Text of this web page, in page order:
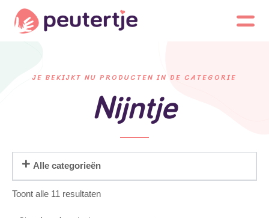
JE BEKIJKT NU PRODUCTEN IN DE CATEGORIE
Nijntje
Alle categorieën
Toont alle 11 resultaten